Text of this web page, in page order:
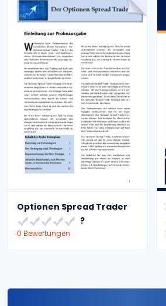
Optionen Spread Trader
?
0 Bewertungen